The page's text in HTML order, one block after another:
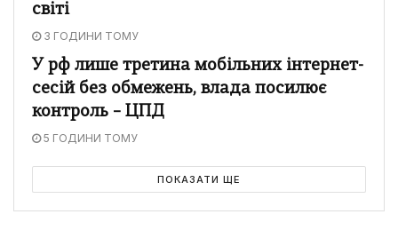
світі
3 ГОДИНИ ТОМУ
У рф лише третина мобільних інтернет-
сесій без обмежень, влада посилює
контроль – ЦПД
5 ГОДИНИ ТОМУ
ПОКАЗАТИ ЩЕ